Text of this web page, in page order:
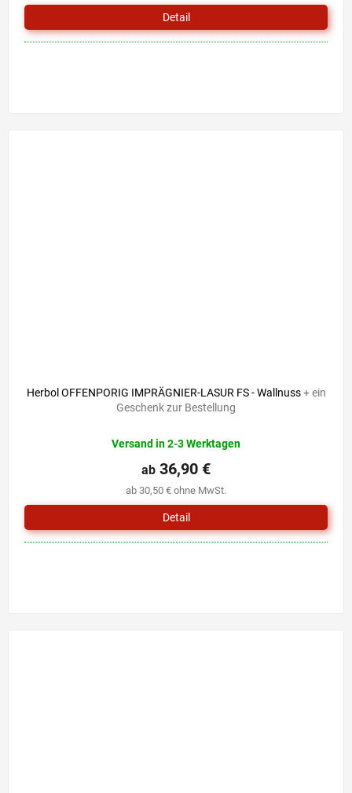
Detail
Herbol OFFENPORIG IMPRÄGNIER-LASUR FS - Wallnuss+ ein
Geschenk zur Bestellung
Versand in 2-3 Werktagen
ab 30,50 € ohne MwSt.
ab 36,90 €
Detail